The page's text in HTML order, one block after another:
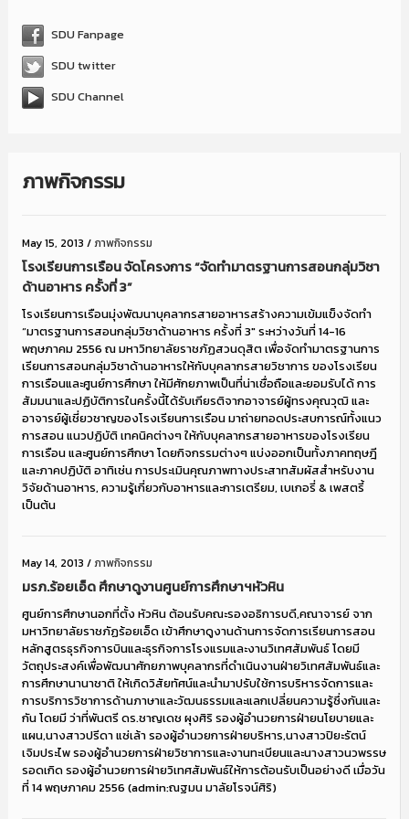
SDU Fanpage
SDU twitter
SDU Channel
ภาพกิจกรรม
May 15, 2013 /ภาพกิจกรรม
โรงเรียนการเรือน จัดโครงการ “จัดทำมาตรฐานการสอนกลุ่มวิชา
ด้านอาหาร ครั้งที่ 3”
โรงเรียนการเรือนมุ่งพัฒนาบุคลากรสายอาหารสร้างความเข้มแข็งจัดทำ
“มาตรฐานการสอนกลุ่มวิชาด้านอาหาร ครั้งที่ 3″ ระหว่างวันที่ 14-16
พฤษภาคม 2556 ณ มหาวิทยาลัยราชภัฏสวนดุสิต เพื่อจัดทำมาตรฐานการ
เรียนการสอนกลุ่มวิชาด้านอาหารให้กับบุคลากรสายวิชาการ ของโรงเรียน
การเรือนและศูนย์การศึกษา ให้มีศักยภาพเป็นที่น่าเชื่อถือและยอมรับได้ การ
สัมมนาและปฏิบัติการในครั้งนี้ได้รับเกียรติจากอาจารย์ผู้ทรงคุณวุฒิ และ
อาจารย์ผู้เชี่ยวชาญของโรงเรียนการเรือน มาถ่ายทอดประสบการณ์ทั้งแนว
การสอน แนวปฏิบัติ เทคนิคต่างๆ ให้กับบุคลากรสายอาหารของโรงเรียน
การเรือน และศูนย์การศึกษา โดยกิจกรรมต่างๆ แบ่งออกเป็นทั้งภาคทฤษฎี
และภาคปฏิบัติ อาทิเช่น การประเมินคุณภาพทางประสาทสัมผัสสำหรับงาน
วิจัยด้านอาหาร, ความรู้เกี่ยวกับอาหารและการเตรียม, เบเกอรี่ & เพสตรี้
เป็นต้น
May 14, 2013 /ภาพกิจกรรม
มรภ.ร้อยเอ็ด ศึกษาดูงานศูนย์การศึกษาฯหัวหิน
ศูนย์การศึกษานอกที่ตั้ง หัวหิน ต้อนรับคณะรองอธิการบดี,คณาจารย์ จาก
มหาวิทยาลัยราชภัฏร้อยเอ็ด เข้าศึกษาดูงานด้านการจัดการเรียนการสอน
หลักสูตรธุรกิจการบินและธุรกิจการโรงแรมและงานวิเทศสัมพันธ์ โดยมี
วัตถุประสงค์เพื่อพัฒนาศักยภาพบุคลากรที่ดำเนินงานฝ่ายวิเทศสัมพันธ์และ
การศึกษานานาชาติ ให้เกิดวิสัยทัศน์และนำมาปรับใช้การบริหารจัดการและ
การบริการวิชาการด้านภาษาและวัฒนธรรมและแลกเปลี่ยนความรู้ซึ่งกันและ
กัน โดยมี ว่าที่พันตรี ดร.ชาญเดช ผุงศิริ รองผู้อำนวยการฝ่ายนโยบายและ
แผน,นางสาวปรีดา แซ่เล้า รองผู้อำนวยการฝ่ายบริหาร,นางสาวปิยะรัตน์
เจิมประไพ รองผู้อำนวยการฝ่ายวิชาการและงานทะเบียนและนางสาวนวพรรษ
รอดเกิด รองผู้อำนวยการฝ่ายวิเทศสัมพันธ์ให้การต้อนรับเป็นอย่างดี เมื่อวัน
ที่ 14 พฤษภาคม 2556 (admin:ณฐมน มาลัยโรจน์ศิริ)